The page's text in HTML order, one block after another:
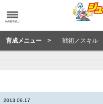
育成メニュー > 戦術／スキル
2013.09.17